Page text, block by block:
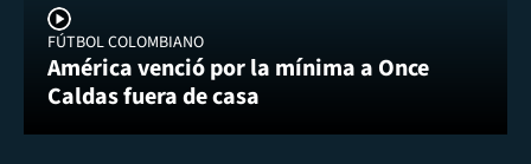
FÚTBOL COLOMBIANO
América venció por la mínima a Once
Caldas fuera de casa